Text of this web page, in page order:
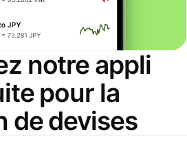
notre appli
pour la
de devises